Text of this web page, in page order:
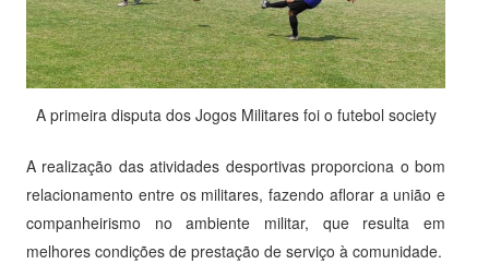
A primeira disputa dos Jogos Militares foi o futebol society
A realização das atividades desportivas proporciona o bom
relacionamento entre os militares, fazendo aflorar a união e
companheirismo no ambiente militar, que resulta em
melhores condições de prestação de serviço à comunidade.